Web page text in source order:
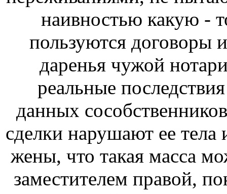
наивностью какую -
пользуются договоры
даренья чужой
реальные
данных
сделки нарушают ее
жены, что такая масса
заместителем правой,